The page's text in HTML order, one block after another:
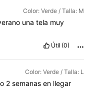
Color: Verde / Talla: M
unatela muy
Útil (0)
Color: Verde / Talla: L
2semanasen llegar